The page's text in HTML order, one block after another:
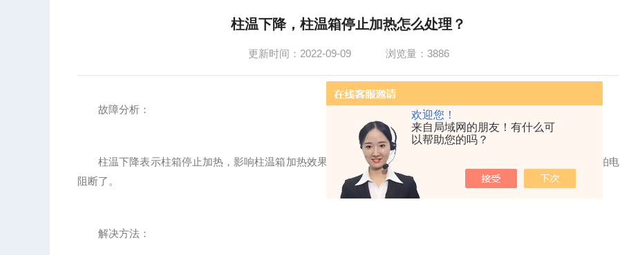
欢迎您！
来自局域网的朋友！有什么可
以帮助您的吗？
柱温下降，柱温箱停止加热怎么处理？
更新时间：2022-09-09 浏览量：3886
故障分析：
柱温下降表示柱箱停止加热，影响柱温箱加热效果的因素有多重，主要可能原因是柱箱门没有关、保险丝或者铂电
阻断了。
解决方法：